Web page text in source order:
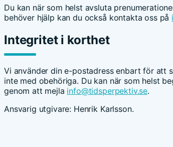
Du kan när som helst avsluta
behöver hjälp kan du också kontakta oss på
Integritet i korthet
Vi använder din e-postadress enbart för att
inte med obehöriga. Du kan när som helst
genom att mejla info@tidsperpektiv.se.
Ansvarig utgivare: Henrik Karlsson.